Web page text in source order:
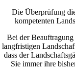
Die Überprüfung
kompetenten
Bei der
langfristigen
dass der
Sie immer ihre